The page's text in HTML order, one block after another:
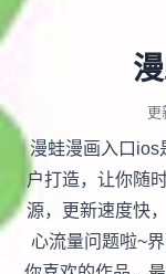
更
漫蛙漫画入口ios
户打造，让你随
源，更新速度快
心流量问题啦~